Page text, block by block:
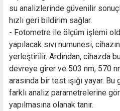
su analizlerinde güvenilir
hızlı geri bildirim sağlar.
- Fotometre ile ölçüm işlemi
yapılacak sıvı numunesi,
yerleştirilir. Ardından, cihazda
devreye girer ve 503 nm, 570
arasında bir test ışığı yayar.
farklı analiz parametrelerine
yapılmasına olanak tanır.